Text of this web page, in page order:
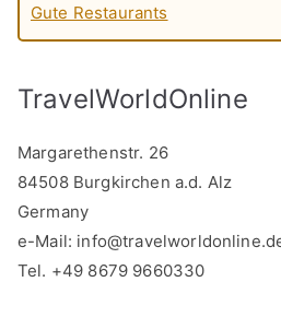
Gute Restaurants
TravelWorldOnline
Margarethenstr. 26
84508 Burgkirchen a.d. Alz
Germany
e-Mail:
Tel. +49 8679 9660330